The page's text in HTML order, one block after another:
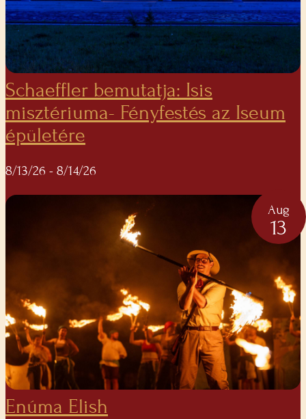
Schaeffler bemutatja: Isis
misztériuma- Fényfestés az Iseum
épületére
8/13/26 - 8/14/26
Aug
13
Enúma Elish